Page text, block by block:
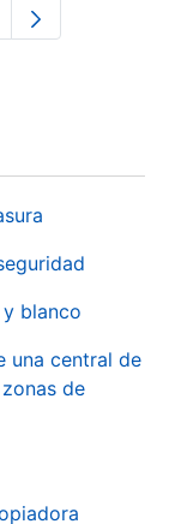
intermedias Use
blanco
una central de
de